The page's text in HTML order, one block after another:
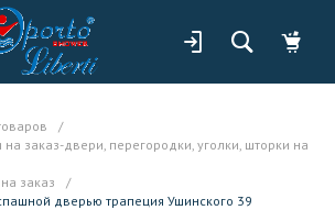
/
заказ-двери, перегородки, уголки, шторки на
заказ
/
дверью трапеция Ушинского 39